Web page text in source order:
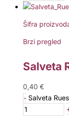
Šifra
Brzi pregled
Salveta
0,40 €
- Salveta